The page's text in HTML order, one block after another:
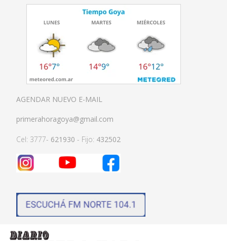
AGENDAR NUEVO E-MAIL
primerahoragoya@gmail.com
Cel: 3777- 621930 - Fijo: 432502